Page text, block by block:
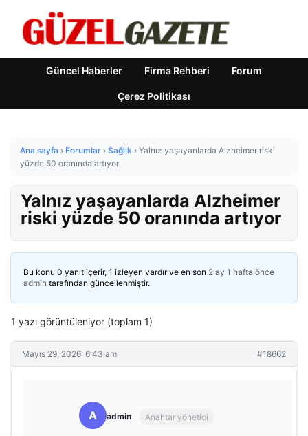
Güncel Haberler Firma Rehberi Forum
Çerez Politikası
Ana sayfa › Forumlar › Sağlık › Yalnız yaşayanlarda Alzheimer riski
yüzde 50 oranında artıyor
Yalnız yaşayanlarda Alzheimer
riski yüzde 50 oranında artıyor
Bu konu 0 yanıt içerir, 1 izleyen vardır ve en son 2 ay 1 hafta önce
admin tarafından güncellenmiştir.
1 yazı görüntüleniyor (toplam 1)
Mayıs 29, 2026: 6:43 am #18662
A admin Anahtar yönetici